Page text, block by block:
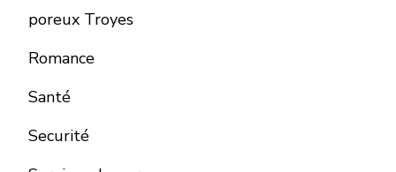
poreux Troyes
Romance
Santé
Securité